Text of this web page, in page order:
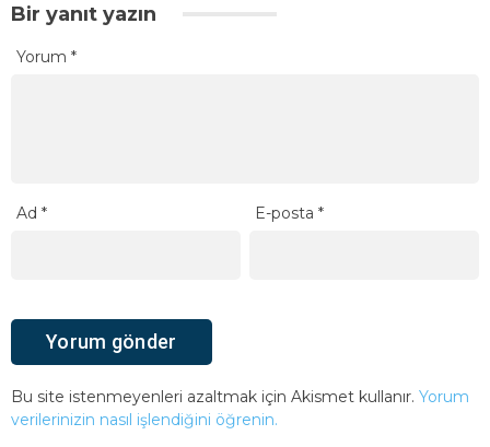
Bir yanıt yazın
Yorum *
Ad * E-posta*
Bu site istenmeyenleri azaltmak için Akismet kullanır. Yorum
verilerinizin nasıl işlendiğini öğrenin.